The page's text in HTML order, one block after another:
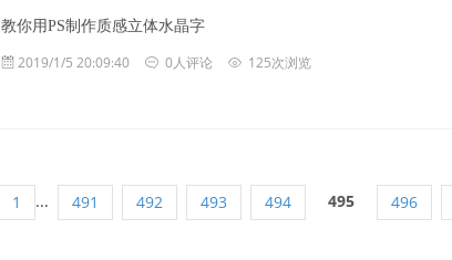
教你用PS制作质感立体水晶字
2019/1/5 20:09:40 0人评论 125次浏览
1 ... 491 492 493 494 495 496